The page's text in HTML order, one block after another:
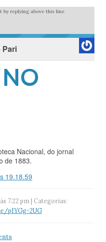
by replying above this line
Pari
NO
Nacional, do jornal
de 1883.
7:22 pm | Categorias:
pIYGg-2UG